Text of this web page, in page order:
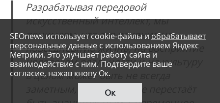
Разрабатывая передовой
искусственный интеллект, мы
понимаем, что его влияние на
повседневную жизнь, на восприятие
человеком реальности и на культуру
в целом может быть не всегда
заметным, но от этого не перестаёт
SEOnews использует cookie-файлы и обрабатывает
персональные данные с использованием Яндекс
Метрики. Это улучшает работу сайта и
взаимодействие с ним. Подтвердите ваше
согласие, нажав кнопу Ок.
Ок